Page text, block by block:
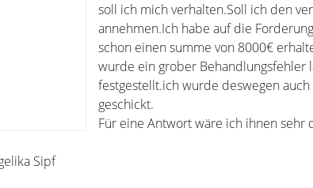
soll ich mich verhalten.Soll ich den
annehmen.Ich habe auf die
schon einen summe von 8000€
wurde ein grober Behandlungsfehler
festgestellt.ich wurde deswegen auch
geschickt.
Für eine Antwort wäre ich ihnen sehr
Sipf